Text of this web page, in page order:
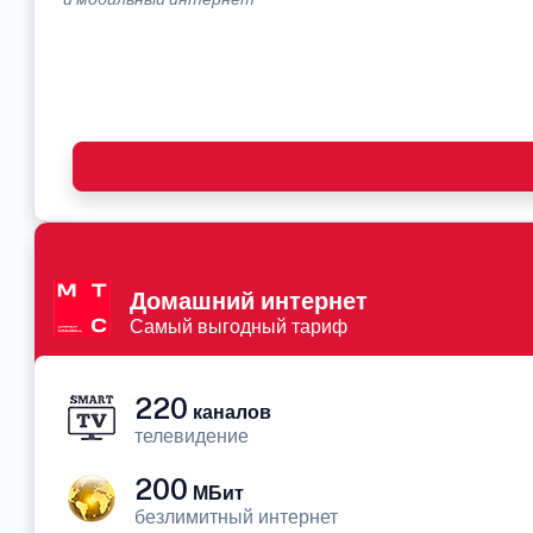
Домашний интернет
Самый выгодный тариф
220 каналов
телевидение
200 МБит
безлимитный интернет